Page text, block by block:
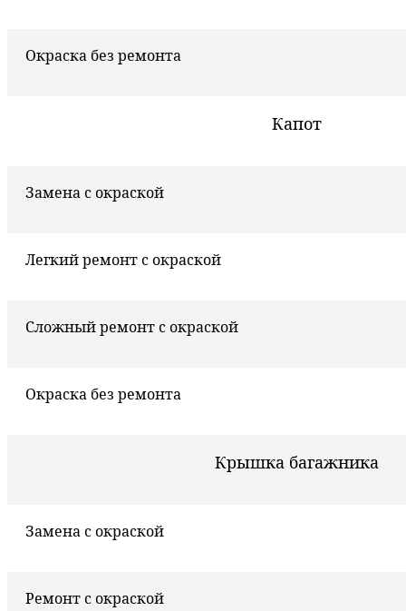
Окраска без ремонта
Капот
Замена с окраской
Легкий ремонт с окраской
Сложный ремонт с окраской
Окраска без ремонта
Крышка багажника
Замена с окраской
Ремонт с окраской